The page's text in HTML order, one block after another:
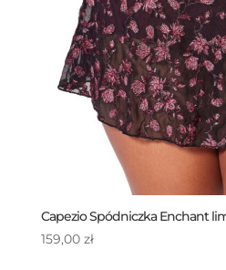
Capezio Spódniczka Enchant
159,00 zł